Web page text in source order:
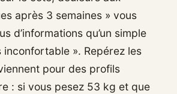
après 3 semaines » vous
d’informations qu’un simple
inconfortable ». Repérez les
pour des profils
: si vous pesez 53 kg et que